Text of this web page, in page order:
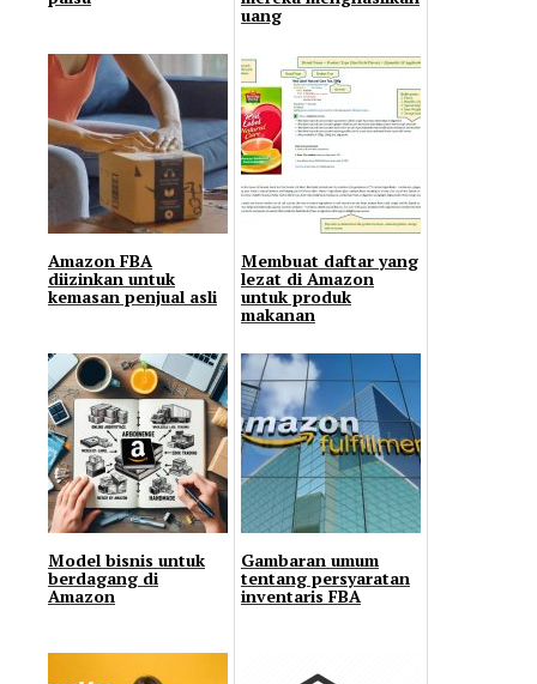
uang
Amazon FBA
diizinkan untuk
kemasan penjual asli
Membuat daftar yang
lezat di Amazon
untuk produk
makanan
Model bisnis untuk
berdagang di
Amazon
Gambaran umum
tentang persyaratan
inventaris FBA